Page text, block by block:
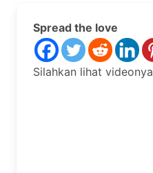
Spread the love
Silahkan lihat